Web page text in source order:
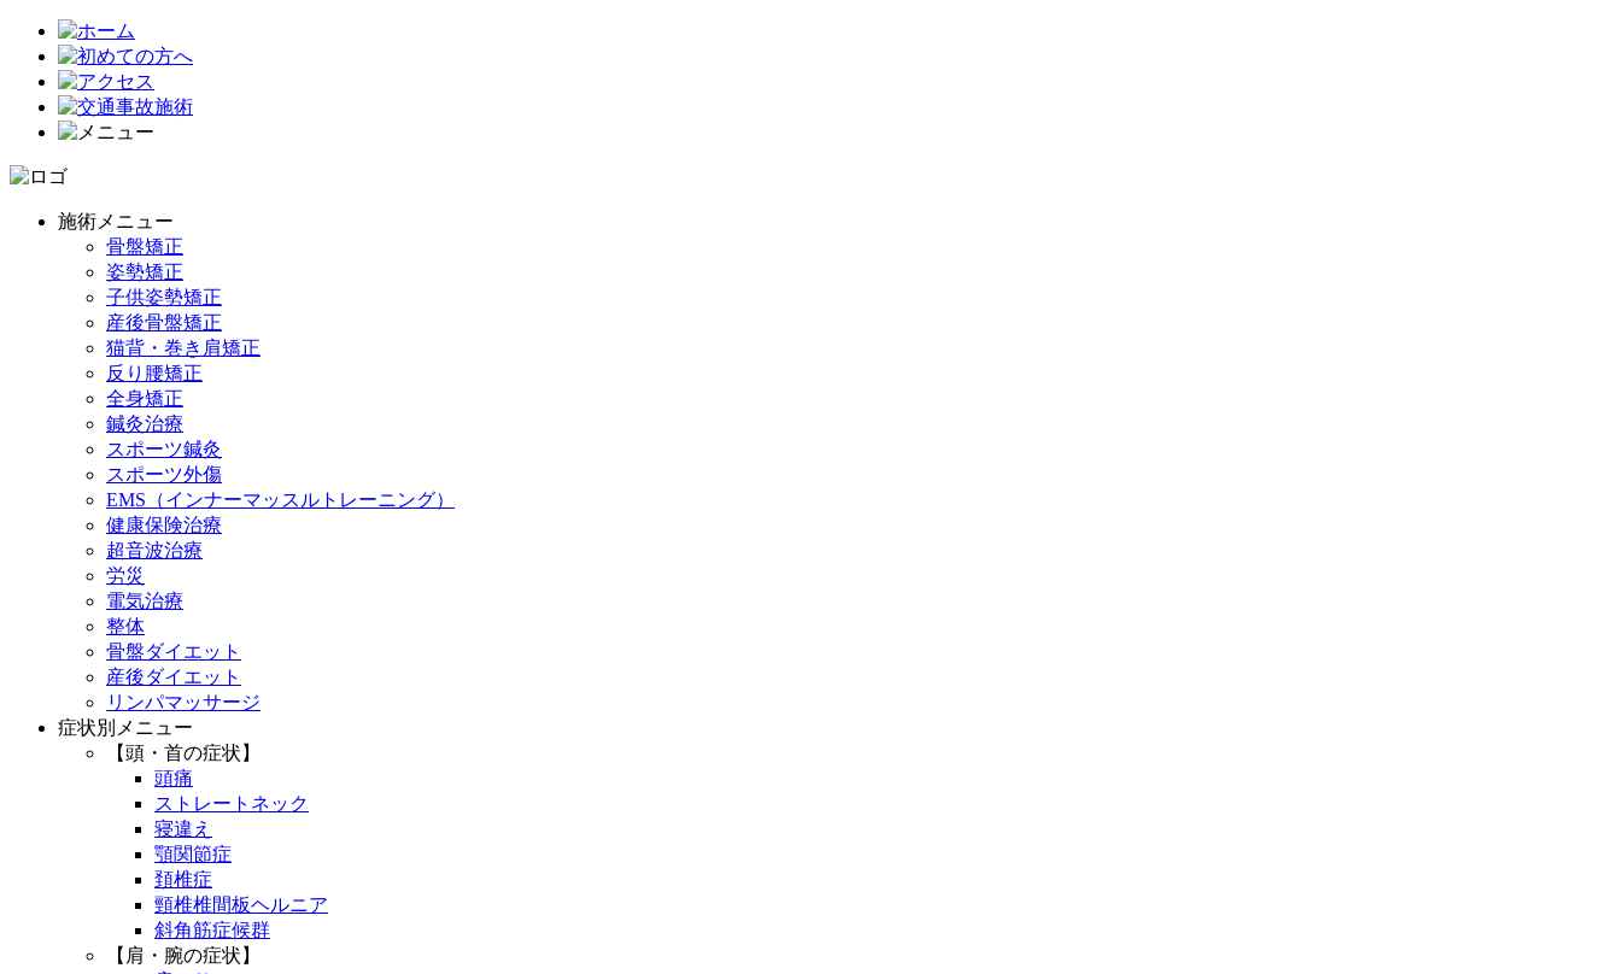
施術メニュー
骨盤矯正
姿勢矯正
子供姿勢矯正
産後骨盤矯正
猫背・巻き肩矯正
反り腰矯正
全身矯正
鍼灸治療
スポーツ鍼灸
スポーツ外傷
EMS（インナーマッスルトレーニング）
健康保険治療
超音波治療
労災
電気治療
整体
骨盤ダイエット
産後ダイエット
リンパマッサージ
症状別メニュー
【頭・首の症状】
頭痛
ストレートネック
寝違え
顎関節症
頚椎症
頸椎椎間板ヘルニア
斜角筋症候群
【肩・腕の症状】